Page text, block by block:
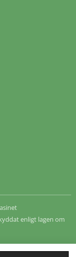
enligt lagen om